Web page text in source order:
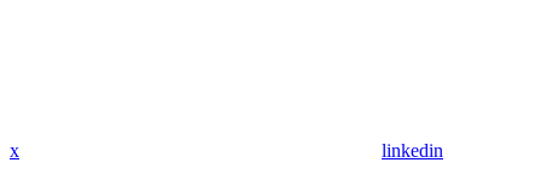
x linkedin